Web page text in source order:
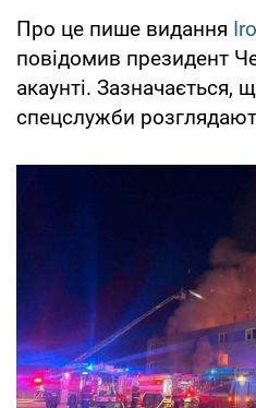
Про це пише видання
повідомив президент
акаунті. Зазначається,
спецслужби